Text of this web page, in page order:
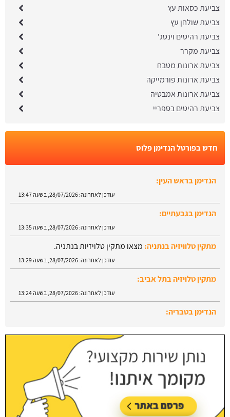
צביעת כסאות עץ
צביעת שולחן עץ
צביעת רהיטים וינטג'
צביעת מקרר
צביעת ארונות מטבח
צביעת ארונות פורמייקה
צביעת ארונות אמבטיה
צביעת רהיטים בספריי
חדש בפורטל הנדימן פלוס
הנדימן בראש העין:
עודכן לאחרונה: 28/07/2026, בשעה 13:47
הנדימן בגבעתיים:
עודכן לאחרונה: 28/07/2026, בשעה 13:35
מתקין טלוויזיה בנתניה: מצאו מתקין טלויזיות בנתניה.
עודכן לאחרונה: 28/07/2026, בשעה 13:29
מתקין טלויזיה בתל אביב:
עודכן לאחרונה: 28/07/2026, בשעה 13:24
הנדימן בטבריה: